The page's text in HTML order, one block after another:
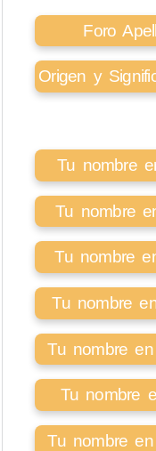
Foro
Origen y
Tu nombre
Tu nombre
Tu nombre
Tu nombre
Tu nombre
Tu nombre
Tu nombre